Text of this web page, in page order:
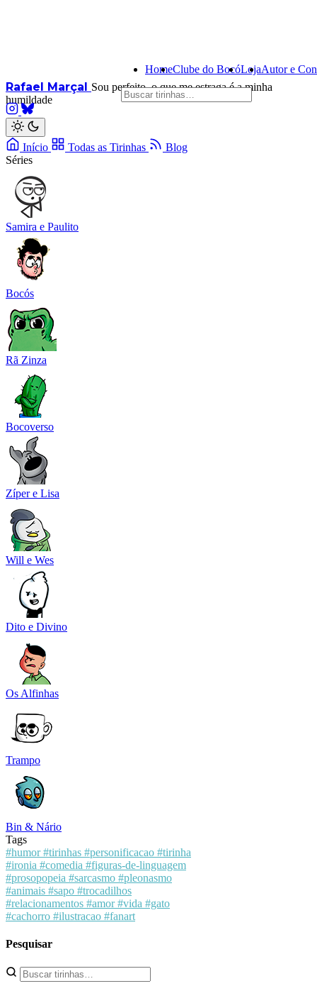
Rafael Marçal Sou perfeito, o que me estraga é a minha
humildade
HomeClube do BocóLojaAutor e
Início Todas as Tirinhas
Blog
Séries
Samira e Paulito
Bocós
Rã Zinza
Bocoverso
Zíper e Lisa
Will e Wes
Dito e Divino
Os Alfinhas
Trampo
Bin & Nário
Tags
#humor#tirinhas #personificacao #tirinha
#ironia #comedia #figuras-de-linguagem
#prosopopeia #sarcasmo #pleonasmo
#animais #sapo #trocadilhos
#relacionamentos #amor#vida #gato
#cachorro #ilustracao #fanart
Pesquisar